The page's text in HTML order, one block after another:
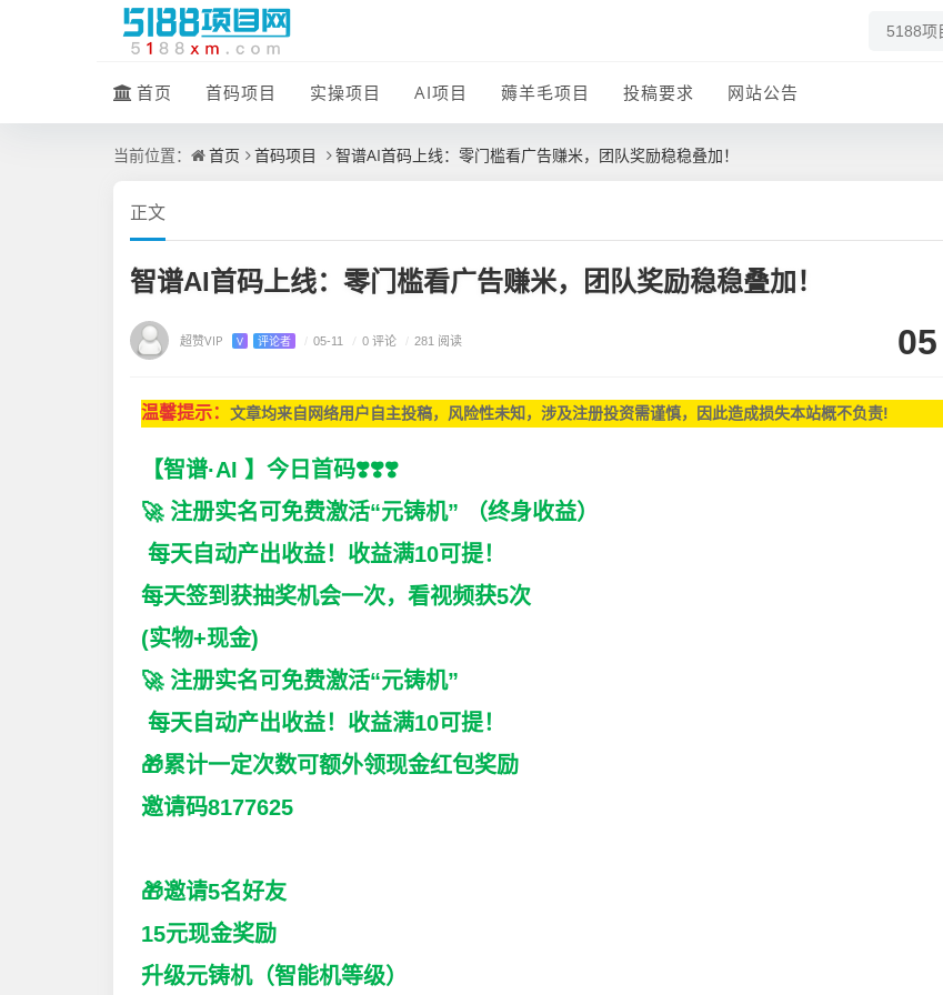
首页 首码项目 实操项目 AI项目 薅羊毛项目 投稿要求 网站公告
当前位置： 首页 首码项目 智谱AI首码上线：零门槛看广告赚米，团队奖励稳稳叠加！
正文
智谱AI首码上线：零门槛看广告赚米，团队奖励稳稳叠加！
超赞VIP V 评论者 / 05-11 / 0 评论 / 281 阅读 05
温馨提示： 文章均来自网络用户自主投稿， 风险性未知，涉及注册投资需谨慎，因此造成损失本站概不负责!
【智谱·AI 】今日首码❣️❣️❣️
🚀 注册实名可免费激活“元铸机” （终身收益）
每天自动产出收益！收益满10可提！
每天签到获抽奖机会一次，看视频获5次
(实物+现金)
🚀 注册实名可免费激活“元铸机”
每天自动产出收益！收益满10可提！
🎁累计一定次数可额外领现金红包奖励
邀请码8177625
🎁邀请5名好友
15元现金奖励
升级元铸机（智能机等级）